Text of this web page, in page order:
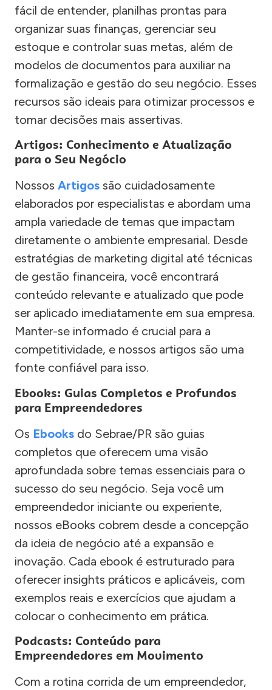
fácil de entender, planilhas prontas para
organizar suas finanças, gerenciar seu
estoque e controlar suas metas, além de
modelos de documentos para auxiliar na
formalização e gestão do seu negócio. Esses
recursos são ideais para otimizar processos e
tomar decisões mais assertivas.
Artigos: Conhecimento e Atualização
para o Seu Negócio
Nossos Artigos são cuidadosamente
elaborados por especialistas e abordam uma
ampla variedade de temas que impactam
diretamente o ambiente empresarial. Desde
estratégias de marketing digital até técnicas
de gestão financeira, você encontrará
conteúdo relevante e atualizado que pode
ser aplicado imediatamente em sua empresa.
Manter-se informado é crucial para a
competitividade, e nossos artigos são uma
fonte confiável para isso.
Ebooks: Guias Completos e Profundos
para Empreendedores
Os Ebooks do Sebrae/PR são guias
completos que oferecem uma visão
aprofundada sobre temas essenciais para o
sucesso do seu negócio. Seja você um
empreendedor iniciante ou experiente,
nossos eBooks cobrem desde a concepção
da ideia de negócio até a expansão e
inovação. Cada ebook é estruturado para
oferecer insights práticos e aplicáveis, com
exemplos reais e exercícios que ajudam a
colocar o conhecimento em prática.
Podcasts: Conteúdo para
Empreendedores em Movimento
Com a rotina corrida de um empreendedor,